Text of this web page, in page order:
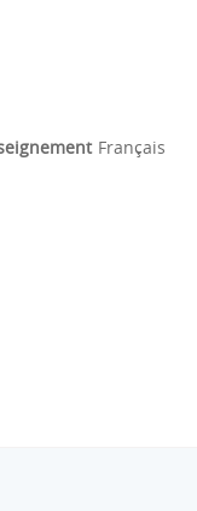
Français